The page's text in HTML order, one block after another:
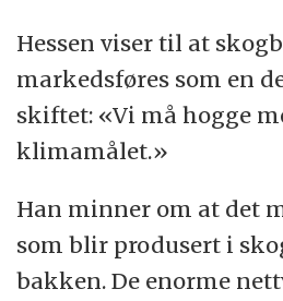
Hessen viser til at
markedsføres som en
skiftet: «Vi må hogge
klimamålet.»
Han minner om at det
som blir produsert i
bakken. De enorme